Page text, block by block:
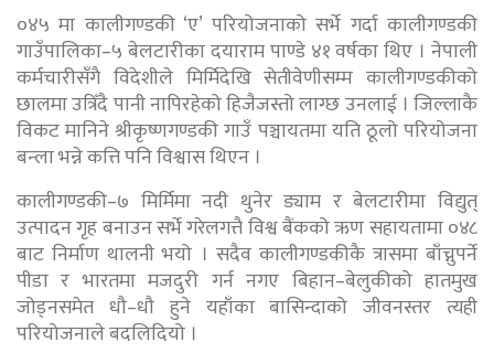
०४५ मा कालीगण्डकी ‘ए’ परियोजनाको सर्भे गर्दा कालीगण्डकी
गाउँपालिका–५ बेलटारीका दयाराम पाण्डे ४१ वर्षका थिए । नेपाली
कर्मचारीसँगै विदेशीले मिर्मिदेखि सेतीवेणीसम्म कालीगण्डकीको
छालमा उत्रिँदै पानी नापिरहेको हिजैजस्तो लाग्छ उनलाई । जिल्लाकै
विकट मानिने श्रीकृष्णगण्डकी गाउँ पञ्चायतमा यति ठूलो परियोजना
बन्ला भन्ने कत्ति पनि विश्वास थिएन ।
कालीगण्डकी–७ मिर्मिमा नदी थुनेर ड्याम र बेलटारीमा विद्युत्
उत्पादन गृह बनाउन सर्भे गरेलगत्तै विश्व बैंकको ऋण सहायतामा ०४८
बाट निर्माण थालनी भयो । सदैव कालीगण्डकीकै त्रासमा बाँच्नुपर्ने
पीडा र भारतमा मजदुरी गर्न नगए बिहान–बेलुकीको हातमुख
जोड्नसमेत धौ–धौ हुने यहाँका बासिन्दाको जीवनस्तर त्यही
परियोजनाले बदलिदियो ।